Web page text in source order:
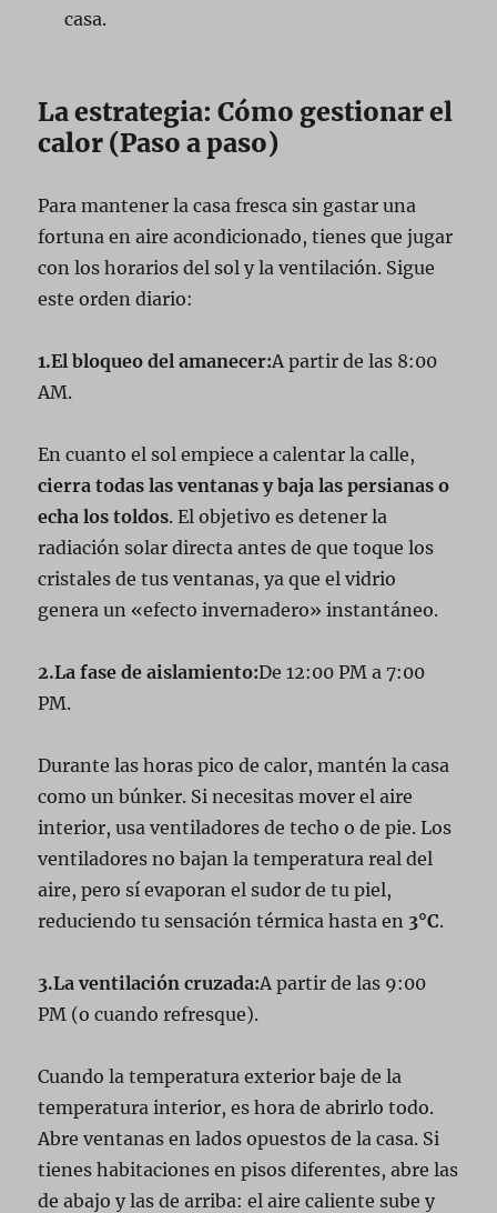
casa.
La estrategia: Cómo gestionar el
calor (Paso a paso)
Para mantener la casa fresca sin gastar una
fortuna en aire acondicionado, tienes que jugar
con los horarios del sol y la ventilación. Sigue
este orden diario:
1.El bloqueo del amanecer:A partir de las 8:00
AM.
En cuanto el sol empiece a calentar la calle,
cierra todas las ventanas y baja las persianas o
echa los toldos. El objetivo es detener la
radiación solar directa antes de que toque los
cristales de tus ventanas, ya que el vidrio
genera un «efecto invernadero» instantáneo.
2.La fase de aislamiento:De 12:00 PM a 7:00
PM.
Durante las horas pico de calor, mantén la casa
como un búnker. Si necesitas mover el aire
interior, usa ventiladores de techo o de pie. Los
ventiladores no bajan la temperatura real del
aire, pero sí evaporan el sudor de tu piel,
reduciendo tu sensación térmica hasta en 3°C.
3.La ventilación cruzada:A partir de las 9:00
PM (o cuando refresque).
Cuando la temperatura exterior baje de la
temperatura interior, es hora de abrirlo todo.
Abre ventanas en lados opuestos de la casa. Si
tienes habitaciones en pisos diferentes, abre las
de abajo y las de arriba: el aire caliente sube y